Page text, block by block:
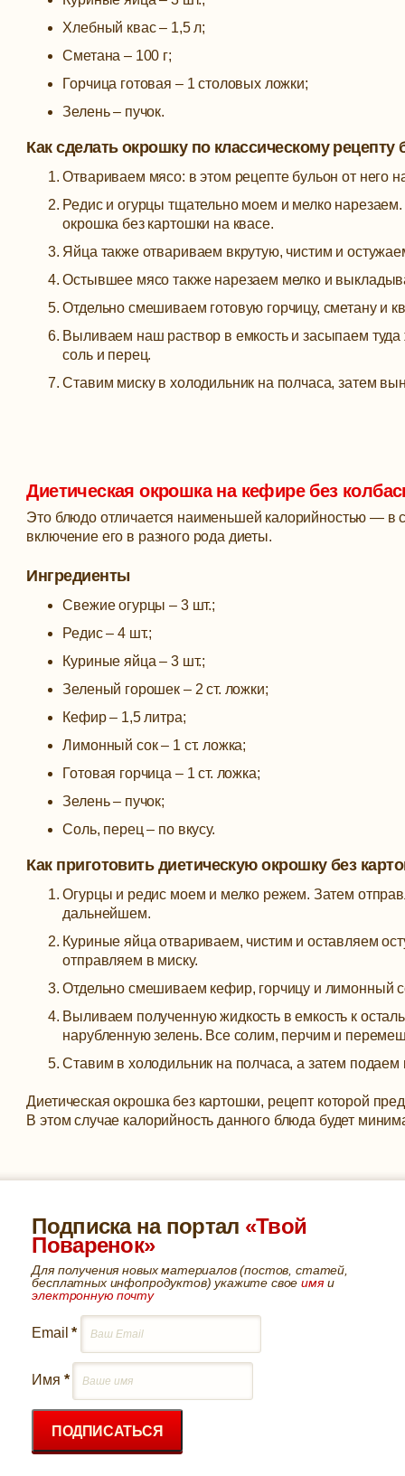
Хлебный квас – 1,5 л;
Сметана – 100 г;
Горчица готовая – 1 столовых ложки;
Зелень – пучок.
Как сделать окрошку по классическому рецепту
Отвариваем мясо: в этом рецепте бульон от него
Редис и огурцы тщательно моем и мелко
окрошка без картошки на квасе.
Яйца также отвариваем вкрутую, чистим и
Остывшее мясо также нарезаем мелко и
Отдельно смешиваем готовую горчицу, сметану и
Выливаем наш раствор в емкость и засыпаем
соль и перец.
Ставим миску в холодильник на полчаса, затем
Диетическая окрошка на кефире без
Это блюдо отличается наименьшей калорийностью — в
включение его в разного рода диеты.
Ингредиенты
Свежие огурцы – 3 шт.;
Редис – 4 шт.;
Куриные яйца – 3 шт.;
Зеленый горошек – 2 ст. ложки;
Кефир – 1,5 литра;
Лимонный сок – 1 ст. ложка;
Готовая горчица – 1 ст. ложка;
Зелень – пучок;
Соль, перец – по вкусу.
Как приготовить диетическую окрошку без
Огурцы и редис моем и мелко режем. Затем
дальнейшем.
Куриные яйца отвариваем, чистим и оставляем
отправляем в миску.
Отдельно смешиваем кефир, горчицу и лимонный
Выливаем полученную жидкость в емкость к
нарубленную зелень. Все солим, перчим и
Ставим в холодильник на полчаса, а затем подаем
Диетическая окрошка без картошки, рецепт которой
В этом случае калорийность данного блюда будет
Подписка на портал «Твой
Поваренок»
Для получения новых материалов (постов, статей,
бесплатных инфопродуктов) укажите своеимяи
электронную почту
Email *
Имя *
ПОДПИСАТЬСЯ